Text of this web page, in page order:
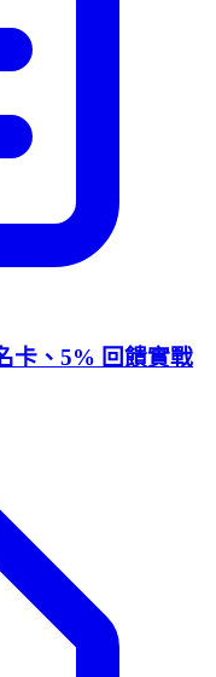
卡、5% 回饋實戰